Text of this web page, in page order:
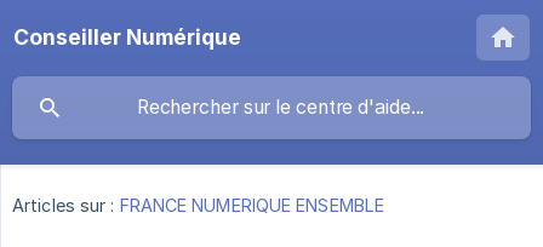
Conseiller Numérique
Articles sur : FRANCE NUMERIQUE ENSEMBLE